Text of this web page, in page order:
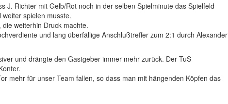
J. Richter mit Gelb/Rot noch in der selben Spielminute das Spielfeld
spielen musste.
weiterhin Druck machte.
und lang überfällige Anschlußtreffer zum 2:1 durch Alexander
und drängte den Gastgeber immer mehr zurück. Der TuS
mehr für unser Team fallen, so dass man mit hängenden Köpfen das